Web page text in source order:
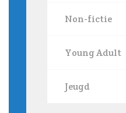
Non-fictie
Young Adult
Jeugd